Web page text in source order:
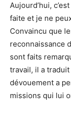
Aujourd’hui,
faite et je ne
Convaincu que
reconnaissance
sont faits
travail, il a
dévouement a
missions qui lui